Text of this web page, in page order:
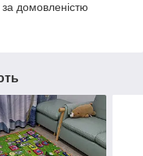
домовленістю